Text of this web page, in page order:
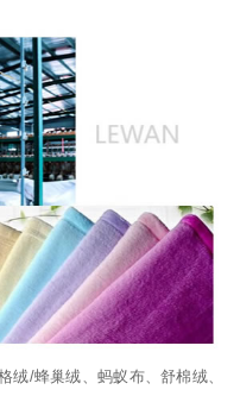
绒/蜂巢绒、蚂蚁布、舒棉绒、